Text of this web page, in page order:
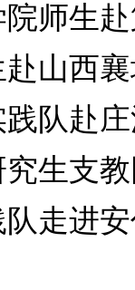
师生
山西
队赴
生支
走进